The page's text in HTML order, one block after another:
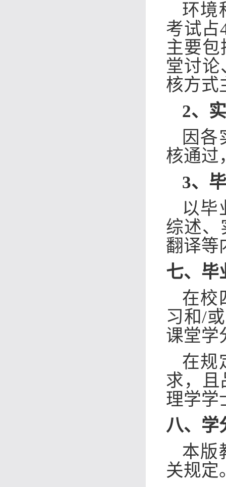
环境
考试占
主要
堂讨
核方式
2、
因各
核通过
3、
以毕
综述、
翻译等
七、 毕
在校
习和/
课堂学
在规
求，且
理学学
八、学
本版
关规定